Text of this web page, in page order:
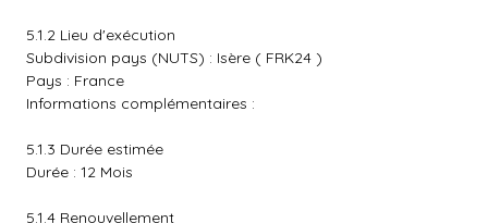
5.1.2 Lieu d'exécution
Subdivision pays (NUTS) : Isère ( FRK24 )
Pays : France
Informations complémentaires :
5.1.3 Durée estimée
Durée : 12 Mois
5.1.4 Renouvellement